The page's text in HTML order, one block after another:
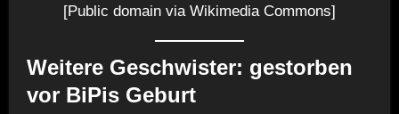
[Public domain via Wikimedia Commons]
Weitere Geschwister: gestorben
vor BiPis Geburt